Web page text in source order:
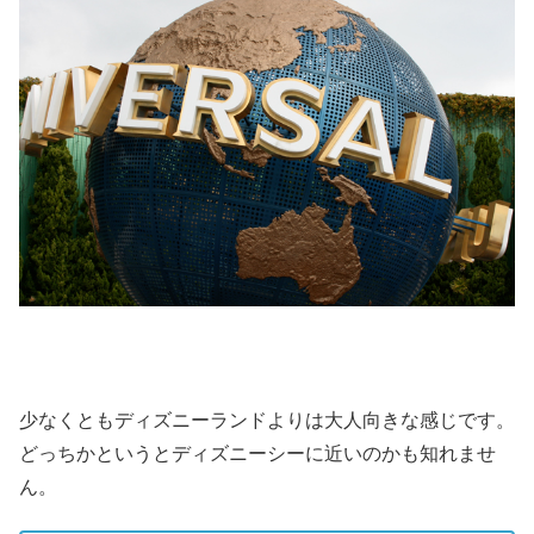
少なくともディズニーランドよりは大人向きな感じです。
どっちかというとディズニーシーに近いのかも知れませ
ん。